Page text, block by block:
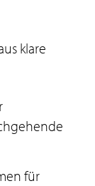
klare
für